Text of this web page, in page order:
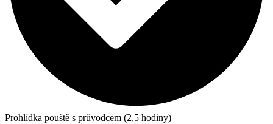
Prohlídka pouště s průvodcem (2,5 hodiny)